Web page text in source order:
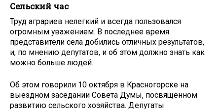
Сельский час
Труд аграриев нелегкий и всегда пользовался
огромным уважением. В последнее время
представители села добились отличных результатов,
и, по мнению депутатов, и об этом должно знать как
можно больше людей.
Об этом говорили 10 октября в Красногорске на
выездном заседании Совета Думы, посвященном
развитию сельского хозяйства. Депутаты